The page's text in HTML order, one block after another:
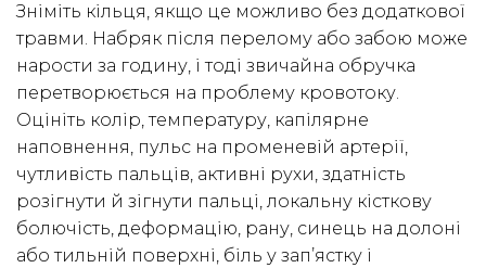
Зніміть кільця, якщо це можливо без додаткової
травми. Набряк після перелому або забою може
нарости за годину, і тоді звичайна обручка
перетворюється на проблему кровотоку.
Оцініть колір, температуру, капілярне
наповнення, пульс на променевій артерії,
чутливість пальців, активні рухи, здатність
розігнути й зігнути пальці, локальну кісткову
болючість, деформацію, рану, синець на долоні
або тильній поверхні, біль у зап’ястку і